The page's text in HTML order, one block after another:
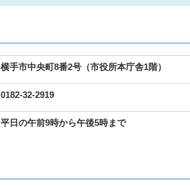
横手市中央町8番2号（市役所本庁舎1階）
0182-32-2919
平日の午前9時から午後5時まで